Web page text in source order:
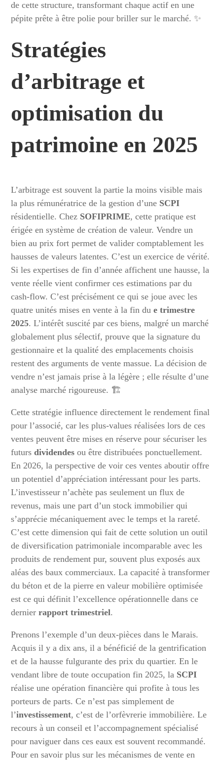
de cette structure, transformant chaque actif en une
pépite prête à être polie pour briller sur le marché. ✨
Stratégies
d’arbitrage et
optimisation du
patrimoine en 2025
L’arbitrage est souvent la partie la moins visible mais
la plus rémunératrice de la gestion d’une SCPI
résidentielle. Chez SOFIPRIME, cette pratique est
érigée en système de création de valeur. Vendre un
bien au prix fort permet de valider comptablement les
hausses de valeurs latentes. C’est un exercice de vérité.
Si les expertises de fin d’année affichent une hausse, la
vente réelle vient confirmer ces estimations par du
cash-flow. C’est précisément ce qui se joue avec les
quatre unités mises en vente à la fin due trimestre
2025. L’intérêt suscité par ces biens, malgré un marché
globalement plus sélectif, prouve que la signature du
gestionnaire et la qualité des emplacements choisis
restent des arguments de vente massue. La décision de
vendre n’est jamais prise à la légère ; elle résulte d’une
analyse marché rigoureuse. 🏗️
Cette stratégie influence directement le rendement final
pour l’associé, car les plus-values réalisées lors de ces
ventes peuvent être mises en réserve pour sécuriser les
futursdividendes ou être distribuées ponctuellement.
En 2026, la perspective de voir ces ventes aboutir offre
un potentiel d’appréciation intéressant pour les parts.
L’investisseur n’achète pas seulement un flux de
revenus, mais une part d’un stock immobilier qui
s’apprécie mécaniquement avec le temps et la rareté.
C’est cette dimension qui fait de cette solution un outil
de diversification patrimoniale incomparable avec les
produits de rendement pur, souvent plus exposés aux
aléas des baux commerciaux. La capacité à transformer
du béton et de la pierre en valeur mobilière optimisée
est ce qui définit l’excellence opérationnelle dans ce
dernierrapport trimestriel.
Prenons l’exemple d’un deux-pièces dans le Marais.
Acquis il y a dix ans, il a bénéficié de la gentrification
et de la hausse fulgurante des prix du quartier. En le
vendant libre de toute occupation fin 2025, la SCPI
réalise une opération financière qui profite à tous les
porteurs de parts. Ce n’est pas simplement de
l’investissement, c’est de l’orfèvrerie immobilière. Le
recours à un conseil et l’accompagnement spécialisé
pour naviguer dans ces eaux est souvent recommandé.
Pour en savoir plus sur les mécanismes de vente en